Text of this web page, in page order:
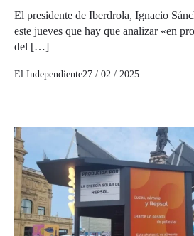
El presidente de Iberdrola, Ignacio
este jueves que hay que analizar «en
del […]
El Independiente27 / 02 / 2025